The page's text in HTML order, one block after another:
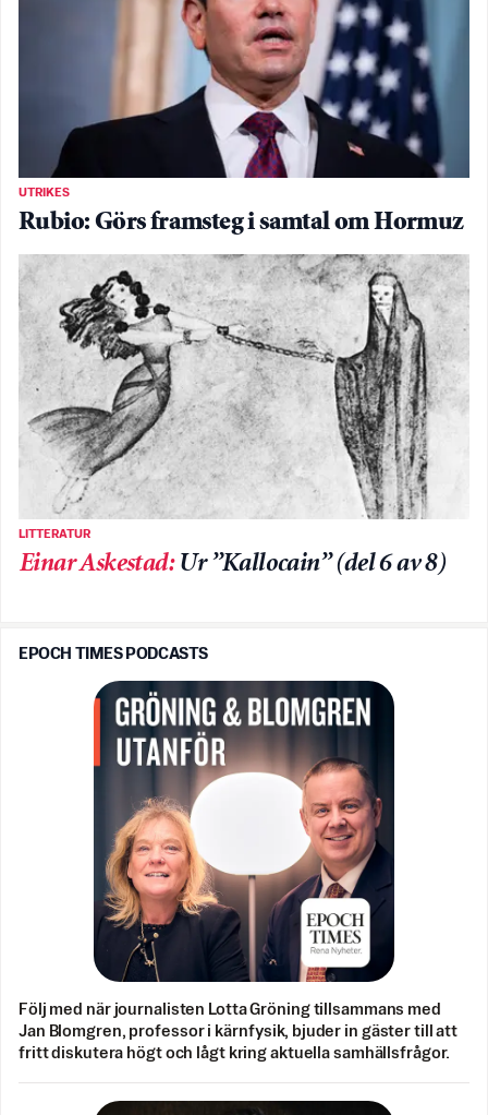
UTRIKES
Rubio: Görs framsteg i samtal om Hormuz
LITTERATUR
Einar Askestad: Ur ”Kallocain” (del 6 av 8)
EPOCH TIMES PODCASTS
Följ med när journalisten Lotta Gröning tillsammans med
Jan Blomgren, professor i kärnfysik, bjuder in gäster till att
fritt diskutera högt och lågt kring aktuella samhällsfrågor.